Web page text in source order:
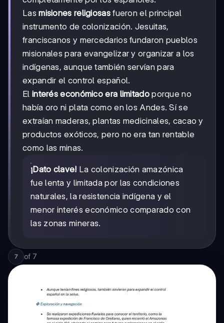
Lasmisiones religiosasfueron el principal
instrumento de colonización. Jesuitas,
franciscanos y mercedarios fundaron pueblos
misionales para evangelizar y organizar a los
indígenas, aunque también servían para
expandir el control español.
El interés económico era limitadoporque no
había oro ni plata como en los Andes. Sí se
extraían maderas, plantas medicinales, cacao y
productos exóticos, pero no era tan rentable
como las minas.
¡Dato clave! La colonización amazónica
fue lenta y limitada por las condiciones
naturales, la resistencia indígena y el
menor interés económico comparado con
las zonas mineras.
7 of 7